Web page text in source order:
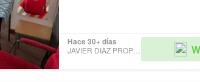
Hace 30+ días
JAVIER DIAZ PROPIEDADES